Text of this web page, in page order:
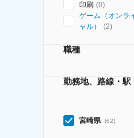
印刷 (0)
ゲーム（オンラ
ャル）
(2)
職種
勤務地、路線・駅
宮崎県 (62)